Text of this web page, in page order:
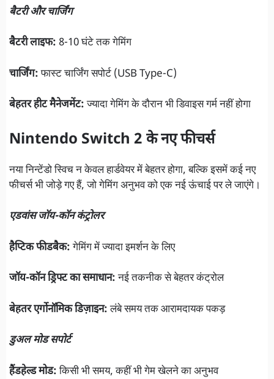
बैटरी और चार्जिंग
बैटरी लाइफ: 8-10 घंटे तक गेमिंग
चार्जिंग:फास्ट चार्जिंग सपोर्ट (USB Type-C)
बेहतर हीट मैनेजमेंट:ज्यादा गेमिंग के दौरान भी डिवाइस गर्म नहीं होगा
Nintendo Switch 2 के नए फीचर्स
नया निन्टेंडो स्विच न केवल हार्डवेयर में बेहतर होगा, बल्कि इसमें कई नए
फीचर्स भी जोड़े गए हैं, जो गेमिंग अनुभव को एक नई ऊंचाई पर ले जाएंगे।
एडवांस जॉय-कॉन कंट्रोलर
हैप्टिक फीडबैक:गेमिंग में ज्यादा इमर्शन के लिए
जॉय-कॉन ड्रिफ्ट का समाधान:नई तकनीक से बेहतर कंट्रोल
बेहतर एर्गोनॉमिक डिज़ाइन:लंबे समय तक आरामदायक पकड़
डुअल मोड सपोर्ट
हैंडहेल्ड मोड:किसी भी समय, कहीं भी गेम खेलने का अनुभव